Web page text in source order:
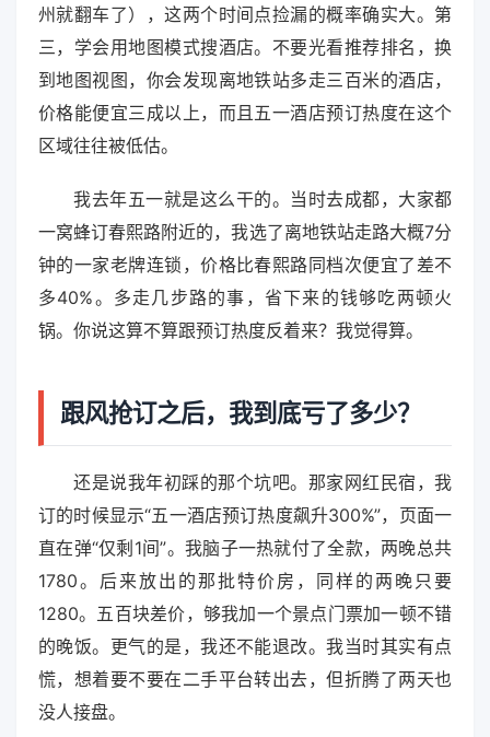
州就翻车了），这两个时间点捡漏的概率确实大。第
三，学会用地图模式搜酒店。不要光看推荐排名，换
到地图视图，你会发现离地铁站多走三百米的酒店，
价格能便宜三成以上，而且五一酒店预订热度在这个
区域往往被低估。
我去年五一就是这么干的。当时去成都，大家都
一窝蜂订春熙路附近的，我选了离地铁站走路大概7分
钟的一家老牌连锁，价格比春熙路同档次便宜了差不
多40%。多走几步路的事，省下来的钱够吃两顿火
锅。你说这算不算跟预订热度反着来？我觉得算。
跟风抢订之后，我到底亏了多少？
还是说我年初踩的那个坑吧。那家网红民宿，我
订的时候显示“五一酒店预订热度飙升300%”，页面一
直在弹“仅剩1间”。我脑子一热就付了全款，两晚总共
1780。后来放出的那批特价房，同样的两晚只要
1280。五百块差价，够我加一个景点门票加一顿不错
的晚饭。更气的是，我还不能退改。我当时其实有点
慌，想着要不要在二手平台转出去，但折腾了两天也
没人接盘。